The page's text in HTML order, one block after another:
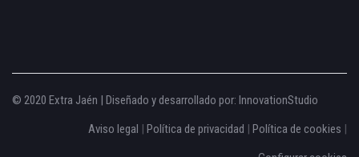
© 2020 Extra Jaén | Diseñado y desarrollado por: InnovationStudio
Aviso legal
Política de privacidad Política de cookies